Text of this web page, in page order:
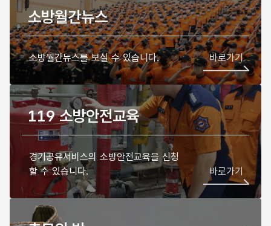
소방월간뉴스
소방월간뉴스를 보실 수 있습니다. 바로가기
119 소방안전교육
경기공유서비스의 소방안전교육을 신청
할 수 있습니다.
바로가기